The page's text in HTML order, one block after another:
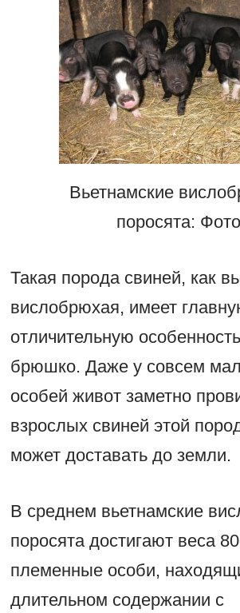
Вьетнамские
поросята: Фото
Такая порода свиней, как
вислобрюхая, имеет
отличительную
брюшко. Даже у совсем
особей живот заметно
взрослых свиней этой
может доставать до земли.
В среднем вьетнамские
поросята достигают веса
племенные особи,
длительном содержании с